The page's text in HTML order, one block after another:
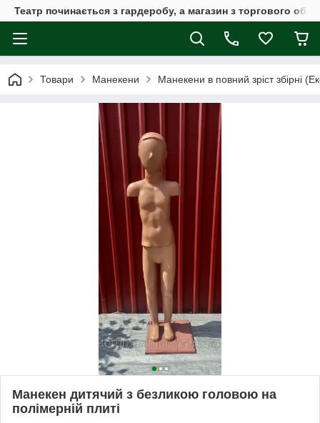
Театр починається з гардеробу, а магазин з торгового
Товари Манекени Манекени в повний зріст збірні
Манекен дитячий з безликою головою на
полімерній плиті